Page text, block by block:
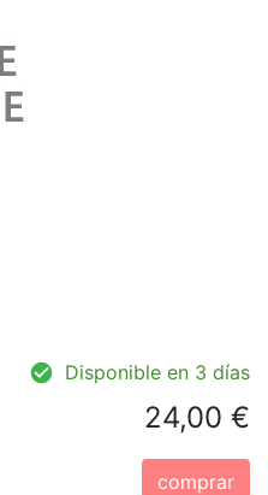
Disponible en 3 días
24,00 €
comprar